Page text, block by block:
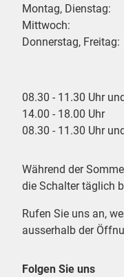
Montag, Dienstag:
Mittwoch:
Donnerstag, Freitag:
08.30 - 11.30 Uhr
14.00 - 18.00 Uhr
08.30 - 11.30 Uhr
Während der
die Schalter täglich
Rufen Sie uns an,
ausserhalb der
Folgen Sie uns